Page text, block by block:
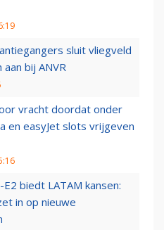
sluit vliegveld
bij ANVR
vracht doordat onder
en easyJet slots vrijgeven
biedt LATAM kansen:
in op nieuwe